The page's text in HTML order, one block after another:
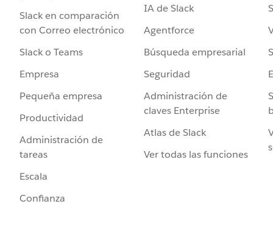
Slack en comparación
con Correo electrónico
Slack o Teams
Empresa
Pequeña empresa
Productividad
Administración de
tareas
Escala
Confianza
IA de Slack
Agentforce
Búsqueda empresarial
Seguridad
Administración de
claves Enterprise
Atlas de Slack
Ver todas las funciones